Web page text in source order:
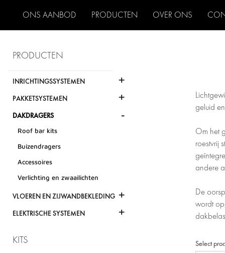
ONS AANBOD PRODUCTEN OVER ONS
PRODUCTEN
INRICHTINGSSYSTEMEN +
PAKKETSYSTEMEN +
DAKDRAGERS -
Roof bar kits
Buizendragers
Accessoires
Verlichting en zwaailichten
VLOEREN EN ZIJWANDBEKLEDING +
ELEKTRISCHE SYSTEMEN +
KITS
geluid
Om het
roestvrij
andere
De
wordt
Select